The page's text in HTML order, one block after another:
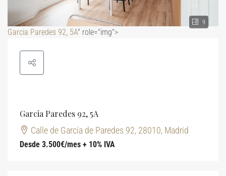
9
Garcia Paredes 92, 5A" role="img">
Garcia Paredes 92, 5A
Calle de García de Paredes 92, 28010, Madrid
Desde 3.500€/mes + 10% IVA